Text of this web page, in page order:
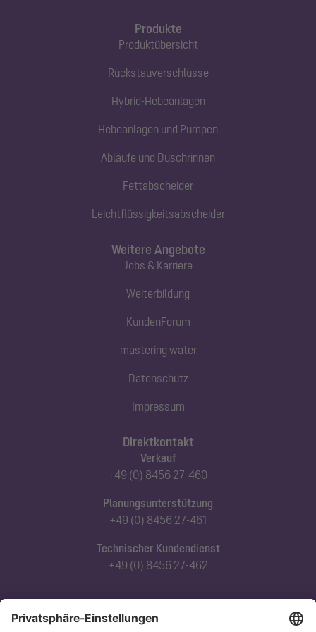
Produkte
Produktübersicht
Rückstauverschlüsse
Hybrid-Hebeanlagen
Hebeanlagen und Pumpen
Abläufe und Duschrinnen
Fettabscheider
Leichtflüssigkeitsabscheider
Direktkontakt
Verkauf
+49 (0) 8456 27-460
Planungsunterstützung
+49 (0) 8456 27-461
Technischer Kundendienst
+49 (0) 8456 27-462
Abonnieren Sie unseren Newsletter
Weitere Angebote
Jobs & Karriere
Weiterbildung
KundenForum
mastering water
Datenschutz
Impressum